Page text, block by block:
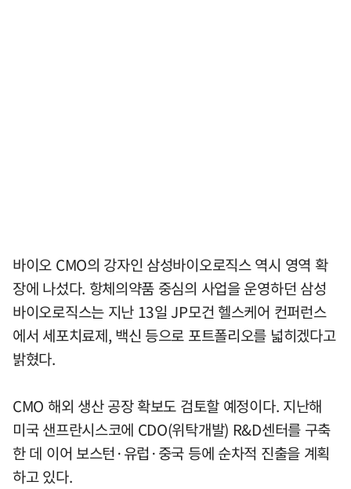
바이오 CMO의 강자인 삼성바이오로직스 역시 영역 확
장에 나섰다. 항체의약품 중심의 사업을 운영하던 삼성
바이오로직스는 지난 13일 JP모건 헬스케어 컨퍼런스
에서 세포치료제, 백신 등으로 포트폴리오를 넓히겠다고
밝혔다.
CMO 해외 생산 공장 확보도 검토할 예정이다. 지난해
미국 샌프란시스코에 CDO(위탁개발) R&D센터를 구축
한 데 이어 보스턴·유럽·중국 등에 순차적 진출을 계획
하고 있다.